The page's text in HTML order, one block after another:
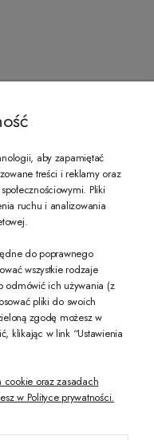
zapiszesz się do naszego
polityką prywatności
aby zapamiętać
treści i reklamy oraz
Pliki
ruchu i analizowania
do poprawnego
wszystkie rodzaje
odmówić ich używania (z
pliki do swoich
zgodę możesz w
klikając w link “Ustawienia
cookie oraz zasadach
w Polityce prywatności.